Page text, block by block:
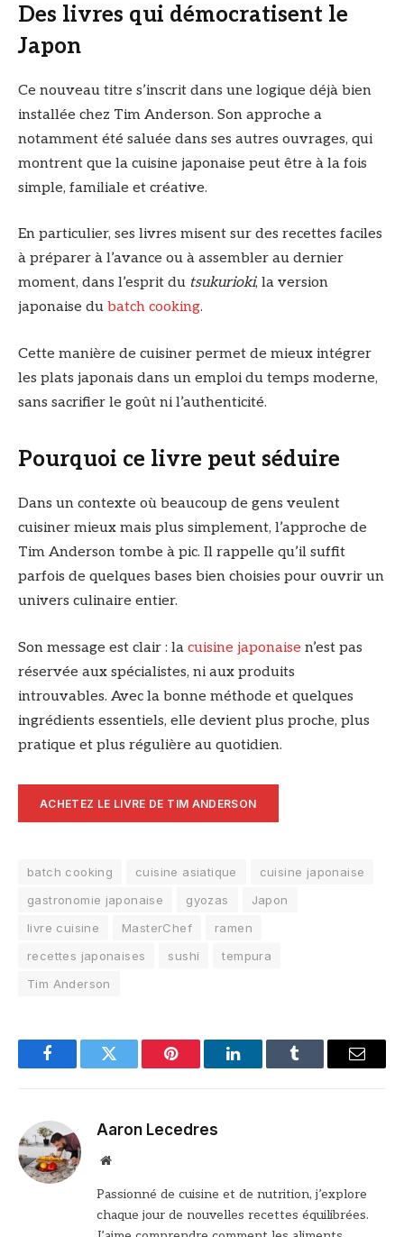
Des livres qui démocratisent le
Japon
Ce nouveau titre s’inscrit dans une logique déjà bien
installée chez Tim Anderson. Son approche a
notamment été saluée dans ses autres ouvrages, qui
montrent que la cuisine japonaise peut être à la fois
simple, familiale et créative.
En particulier, ses livres misent sur des recettes faciles
à préparer à l’avance ou à assembler au dernier
moment, dans l’esprit du tsukurioki, la version
japonaise du batch cooking.
Cette manière de cuisiner permet de mieux intégrer
les plats japonais dans un emploi du temps moderne,
sans sacrifier le goût ni l’authenticité.
Pourquoi ce livre peut séduire
Dans un contexte où beaucoup de gens veulent
cuisiner mieux mais plus simplement, l’approche de
Tim Anderson tombe à pic. Il rappelle qu’il suffit
parfois de quelques bases bien choisies pour ouvrir un
univers culinaire entier.
Son message est clair : la cuisine japonaise n’est pas
réservée aux spécialistes, ni aux produits
introuvables. Avec la bonne méthode et quelques
ingrédients essentiels, elle devient plus proche, plus
pratique et plus régulière au quotidien.
ACHETEZ LE LIVRE DE TIM ANDERSON
batch cooking cuisine asiatique
cuisine japonaise
gastronomie japonaise
gyozas
Japon
livre cuisine
MasterChef
ramen
recettes japonaises
sushi
tempura
Tim Anderson
FacebookTwitter Pinterest LinkedInTumblr Email
Aaron Lecedres
Site
Passionné de cuisine et de nutrition, j’explore
chaque jour de nouvelles recettes équilibrées.